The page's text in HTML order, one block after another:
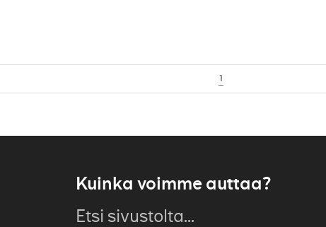
1
Kuinka voimme auttaa?